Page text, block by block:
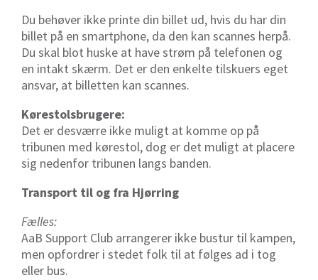
Du behøver ikke printe din billet ud, hvis du har din
billet på en smartphone, da den kan scannes herpå.
Du skal blot huske at have strøm på telefonen og
en intakt skærm. Det er den enkelte tilskuers eget
ansvar, at billetten kan scannes.
Kørestolsbrugere:
Det er desværre ikke muligt at komme op på
tribunen med kørestol, dog er det muligt at placere
sig nedenfor tribunen langs banden.
Transport til og fra Hjørring
Fælles:
AaB Support Club arrangerer ikke bustur til kampen,
men opfordrer i stedet folk til at følges ad i tog
eller bus.